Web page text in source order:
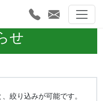
せ
絞り込みが可能です。